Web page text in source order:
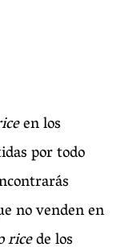
en los
por todo
no venden en
ricede los